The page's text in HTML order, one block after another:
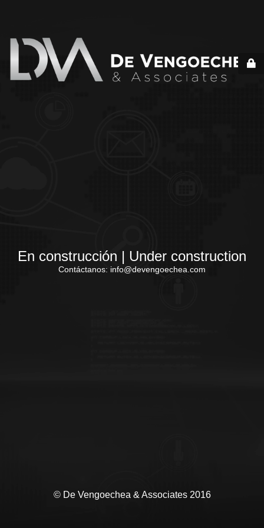
En construcción | Under construction
Contáctanos: info@devengoechea.com
© De Vengoechea & Associates 2016